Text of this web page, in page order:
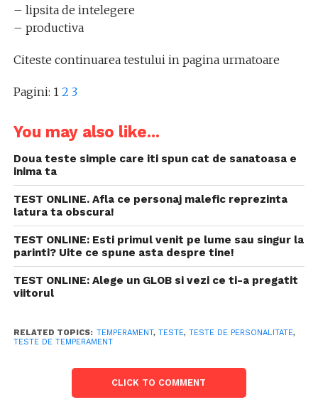
– lipsita de intelegere
– productiva
Citeste continuarea testului in pagina urmatoare
Pagini: 1 2 3
You may also like...
Doua teste simple care iti spun cat de sanatoasa e
inima ta
TEST ONLINE. Afla ce personaj malefic reprezinta
latura ta obscura!
TEST ONLINE: Esti primul venit pe lume sau singur la
parinti? Uite ce spune asta despre tine!
TEST ONLINE: Alege un GLOB si vezi ce ti-a pregatit
viitorul
RELATED TOPICS: TEMPERAMENT, TESTE, TESTE DE PERSONALITATE,
TESTE DE TEMPERAMENT
CLICK TO COMMENT